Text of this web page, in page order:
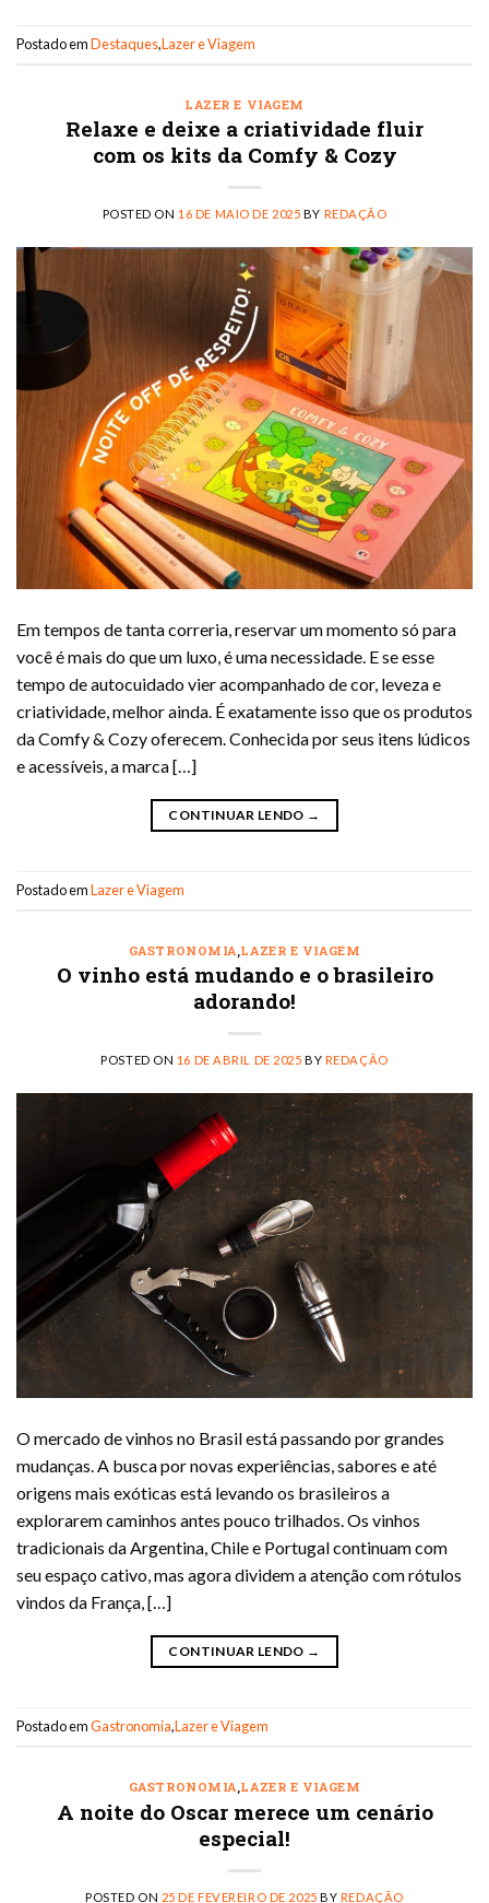
Postado emDestaques,Lazer e Viagem
LAZER E VIAGEM
Relaxe e deixe a criatividade fluir
com os kits da Comfy & Cozy
POSTED ON 16 DE MAIO DE 2025 BY REDAÇÃO
Em tempos de tanta correria, reservar um momento só para
você é mais do que um luxo, é uma necessidade. E se esse
tempo de autocuidado vier acompanhado de cor, leveza e
criatividade, melhor ainda. É exatamente isso que os produtos
da Comfy & Cozy oferecem. Conhecida por seus itens lúdicos
e acessíveis, a marca […]
CONTINUAR LENDO →
Postado emLazer e Viagem
GASTRONOMIA LAZER E VIAGEM
O vinho está mudando e o brasileiro
adorando!
POSTED ON 16 DE ABRIL DE 2025 BY REDAÇÃO
O mercado de vinhos no Brasil está passando por grandes
mudanças. A busca por novas experiências, sabores e até
origens mais exóticas está levando os brasileiros a
explorarem caminhos antes pouco trilhados. Os vinhos
tradicionais da Argentina, Chile e Portugal continuam com
seu espaço cativo, mas agora dividem a atenção com rótulos
vindos da França, […]
CONTINUAR LENDO →
Postado emGastronomia,Lazer e Viagem
GASTRONOMIA,LAZER E VIAGEM
A noite do Oscar merece um cenário
especial!
POSTED ON 25 DE FEVEREIRO DE 2025 BY REDAÇÃO